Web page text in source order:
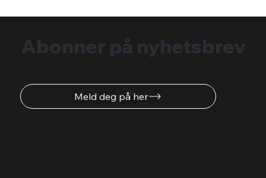
Abonner på nyhetsbrev
Meld deg på her